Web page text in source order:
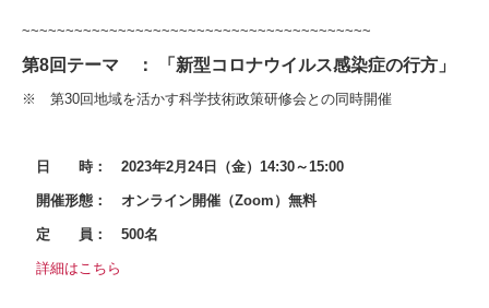
~~~~~~~~~~~~~~~~~~~~~~~~~~~~~~~~~~~~~~~~
第8回テーマ ： 「新型コロナウイルス感染症の行方」
※ 第30回地域を活かす科学技術政策研修会との同時開催
日 時： 2023年2月24日（金）14:30～15:00
開催形態： オンライン開催（Zoom）無料
定 員： 500名
詳細はこちら